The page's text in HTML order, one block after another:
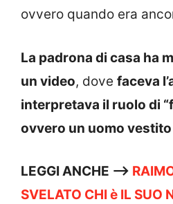
ovvero quando era
La padrona di casa ha
un video, dove faceva
interpretava il ruolo di
ovvero un uomo
LEGGI ANCHE —->
SVELATO CHI è IL SUO